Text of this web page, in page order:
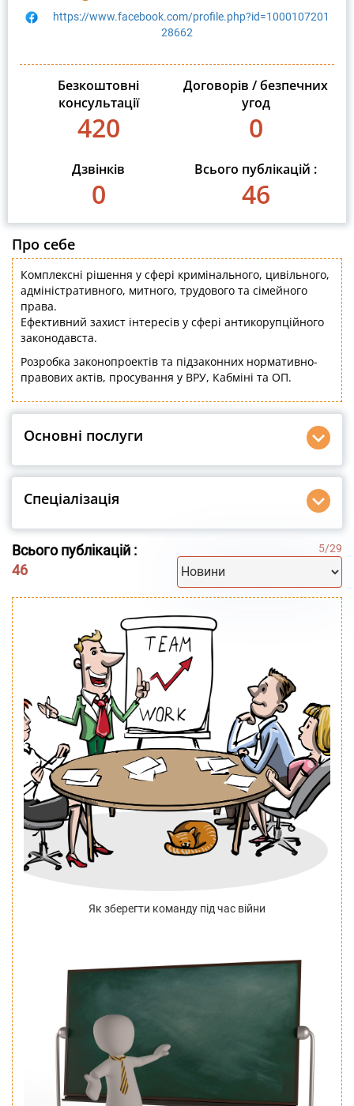
https://www.facebook.com/profile.php?id=1000107201
28662
Безкоштовні
консультації
420
Дзвінків
0
Договорів / безпечних
угод
0
Всього публікацій :
46
Про себе
Комплексні рішення у сфері кримінального, цивільного,
адміністративного, митного, трудового та сімейного
права.
Ефективний захист інтересів у сфері антикорупційного
законодавста.
Розробка законопроектів та підзаконних нормативно-
правових актів, просування у ВРУ, Кабміні та ОП.
Основні послуги
Спеціалізація
Всього публікацій :
46
5/29
Як зберегти команду під час війни